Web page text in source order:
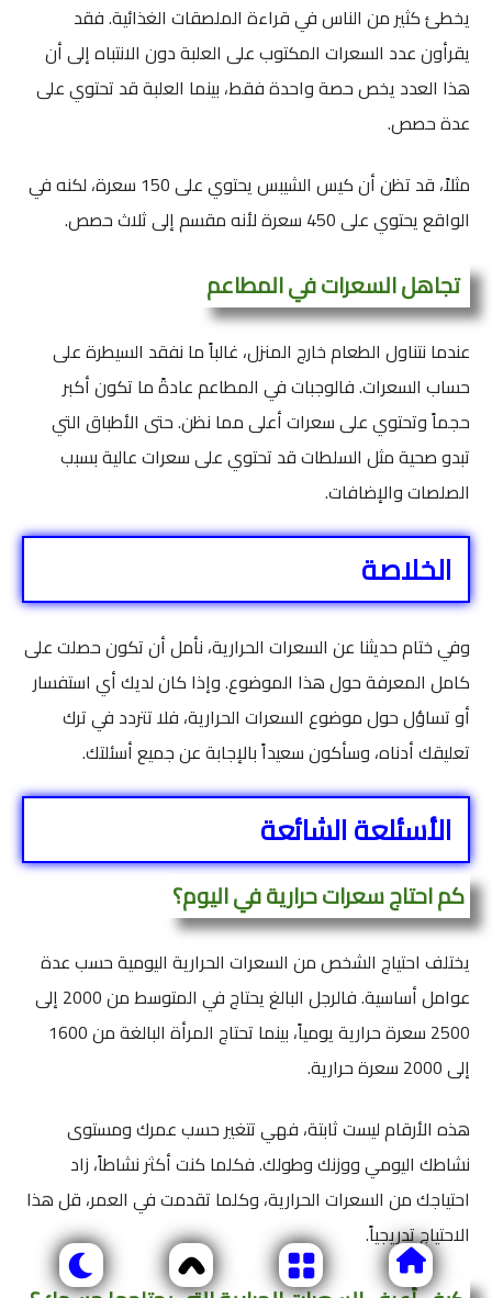
يخطئ كثير من الناس في قراءة الملصقات الغذائية. فقد
يقرأون عدد السعرات المكتوب على العلبة دون الانتباه إلى أن
هذا العدد يخص حصة واحدة فقط، بينما العلبة قد تحتوي على
عدة حصص.
مثلاً، قد تظن أن كيس الشيبس يحتوي على 150 سعرة، لكنه في
الواقع يحتوي على 450 سعرة لأنه مقسم إلى ثلاث حصص.
تجاهل السعرات في المطاعم
عندما نتناول الطعام خارج المنزل، غالباً ما نفقد السيطرة على
حساب السعرات. فالوجبات في المطاعم عادةً ما تكون أكبر
حجماً وتحتوي على سعرات أعلى مما نظن. حتى الأطباق التي
تبدو صحية مثل السلطات قد تحتوي على سعرات عالية بسبب
الصلصات والإضافات.
الخلاصة
وفي ختام حديثنا عن السعرات الحرارية، نأمل أن تكون حصلت على
كامل المعرفة حول هذا الموضوع. وإذا كان لديك أي استفسار
أو تساؤل حول موضوع السعرات الحرارية، فلا تتردد في ترك
تعليقك أدناه، وسأكون سعيداً بالإجابة عن جميع أسئلتك.
الأسئلعة الشائعة
كم احتاج سعرات حرارية في اليوم؟
يختلف احتياج الشخص من السعرات الحرارية اليومية حسب عدة
عوامل أساسية. فالرجل البالغ يحتاج في المتوسط من 2000 إلى
2500 سعرة حرارية يومياً، بينما تحتاج المرأة البالغة من 1600
إلى 2000 سعرة حرارية.
هذه الأرقام ليست ثابتة، فهي تتغير حسب عمرك ومستوى
نشاطك اليومي ووزنك وطولك. فكلما كنت أكثر نشاطاً، زاد
احتياجك من السعرات الحرارية، وكلما تقدمت في العمر، قل هذا
الاحتياج تدريجياً.